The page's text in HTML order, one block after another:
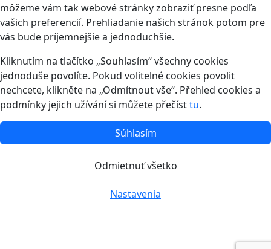
môžeme vám tak webové stránky zobraziť presne podľa
vašich preferencií. Prehliadanie našich stránok potom pre
vás bude príjemnejšie a jednoduchšie.
Kliknutím na tlačítko „Souhlasím“ všechny cookies
jednoduše povolíte. Pokud volitelné cookies povolit
nechcete, klikněte na „Odmítnout vše“. Přehled cookies a
podmínky jejich užívání si můžete přečísttu.
Súhlasím
Odmietnuť všetko
Nastavenia